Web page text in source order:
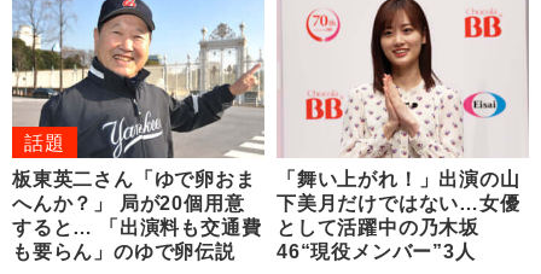
話題
板東英二さん「ゆで卵おま
へんか？」 局が20個用意
すると… 「出演料も交通費
も要らん」のゆで卵伝説
「舞い上がれ！」出演の山
下美月だけではない…女優
として活躍中の乃木坂
46“現役メンバー”3人